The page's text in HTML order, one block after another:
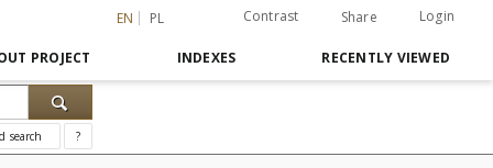
EN PL Contrast Share Login
PROJECT INDEXES RECENTLY VIEWED
search ?